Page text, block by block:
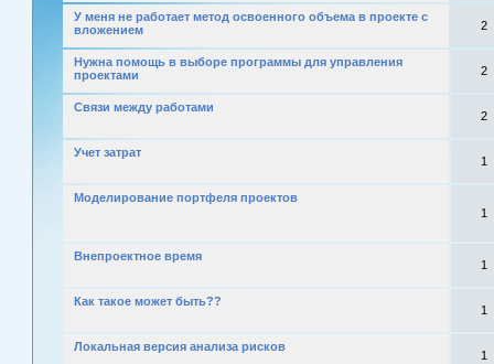
У меня не работает метод освоенного объема в проекте с
вложением
2
Нужна помощь в выборе программы для управления
проектами
2
Связи между работами
2
Учет затрат
1
Моделирование портфеля проектов
1
Внепроектное время
1
Как такое может быть??
1
Локальная версия анализа рисков
1